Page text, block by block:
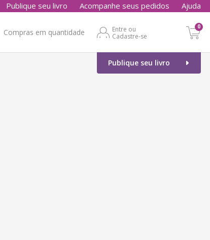
Publique seu livro Acompanhe seus pedidos Ajuda
Compras em quantidade
Entre ou
Cadastre-se
0
Publique seu livro